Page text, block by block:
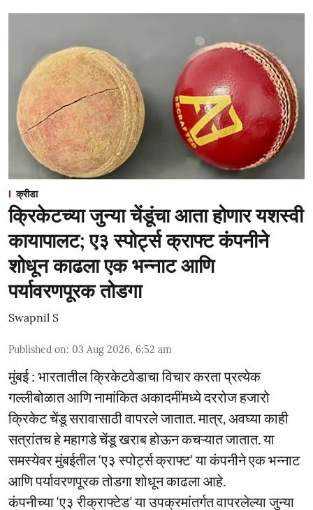
क्रीडा
क्रिकेटच्या जुन्या चेंडूंचा आता होणार यशस्वी
कायापालट; ए३ स्पोर्ट्स क्राफ्ट कंपनीने
शोधून काढला एक भन्नाट आणि
पर्यावरणपूरक तोडगा
Swapnil S
Published on: 03 Aug 2026, 6:52 am
मुंबई : भारतातील क्रिकेटवेडाचा विचार करता प्रत्येक
गल्लीबोळात आणि नामांकित अकादमींमध्ये दररोज हजारो
क्रिकेट चेंडू सरावासाठी वापरले जातात. मात्र, अवघ्या काही
सत्रांतच हे महागडे चेंडू खराब होऊन कचऱ्यात जातात. या
समस्येवर मुंबईतील ‘ए३ स्पोर्ट्स क्राफ्ट’ या कंपनीने एक भन्नाट
आणि पर्यावरणपूरक तोडगा शोधून काढला आहे.
कंपनीच्या ‘ए३ रीक्राफ्टेड’ या उपक्रमांतर्गत वापरलेल्या जुन्या